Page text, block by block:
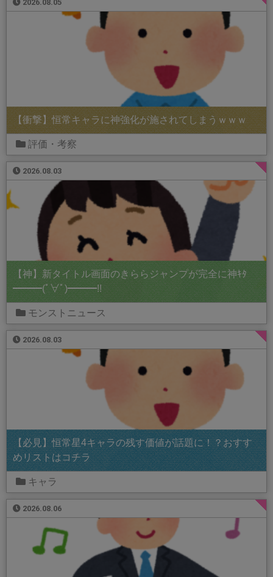
2026.08.05
【衝撃】恒常キャラに神強化が施されてしまうｗｗｗ
評価・考察
2026.08.03
【神】新タイトル画面のきららジャンプが完全に神ｷﾀ
━━━(ﾟ∀ﾟ)━━━!!
モンストニュース
2026.08.03
【必見】恒常星4キャラの残す価値が話題に！？おすす
めリストはコチラ
キャラ
2026.08.06